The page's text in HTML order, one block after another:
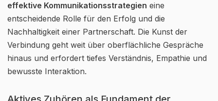
effektive Kommunikationsstrategien eine
entscheidende Rolle für den Erfolg und die
Nachhaltigkeit einer Partnerschaft. Die Kunst der
Verbindung geht weit über oberflächliche Gespräche
hinaus und erfordert tiefes Verständnis, Empathie und
bewusste Interaktion.